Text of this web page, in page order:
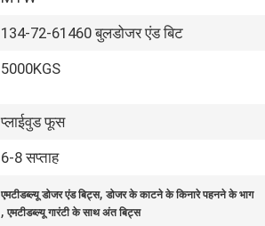
134-72-61460 बुलडोजर एंड बिट
5000KGS
प्लाईवुड फूस
6-8 सप्ताह
एमटीडब्ल्यू डोजर एंड बिट्स,डोजर के काटने के किनारे पहनने के भाग
,एमटीडब्ल्यू गारंटी के साथ अंत बिट्स